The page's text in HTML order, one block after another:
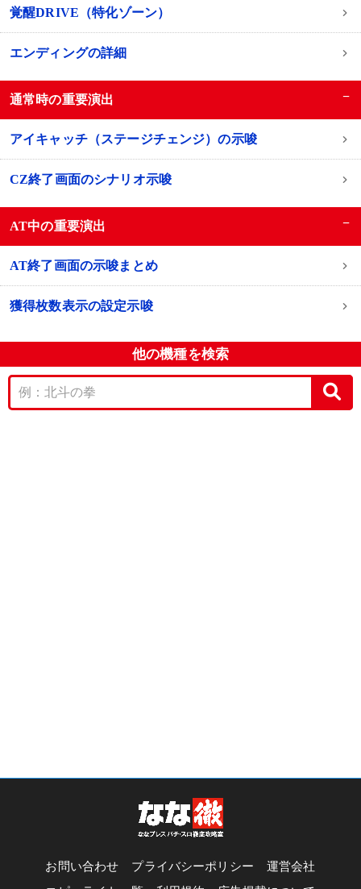
覚醒DRIVE（特化ゾーン）
エンディングの詳細
通常時の重要演出 −
アイキャッチ（ステージチェンジ）の示唆
CZ終了画面のシナリオ示唆
AT中の重要演出 −
AT終了画面の示唆まとめ
獲得枚数表示の設定示唆
他の機種を検索
お問い合わせ プライバシーポリシー
運営会社